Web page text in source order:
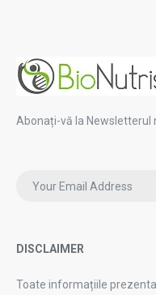
Abonați-vă la Newsletterul
DISCLAIMER
Toate informațiile